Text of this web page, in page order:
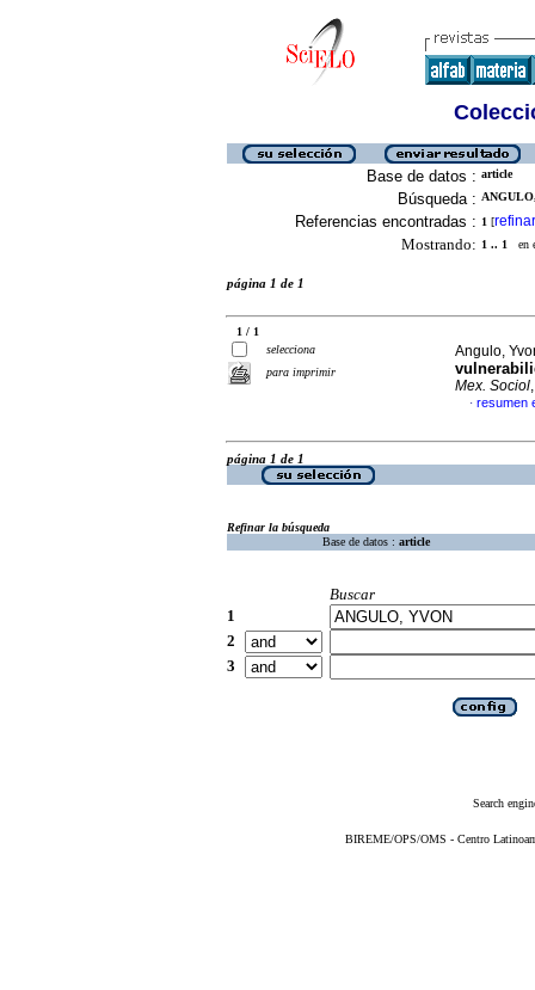
Base de datos : article
Búsqueda :
Referencias encontradas : 1 [refinar
Mostrando: 1 .. 1 en
página 1 de 1
1 / 1
selecciona
para imprimir
Angulo,
Mex. Sociol
· resumen
página 1 de 1
Refinar la búsqueda
Base de datos : article
Buscar
1
2
3
Search
BIREME/OPS/OMS - Centro